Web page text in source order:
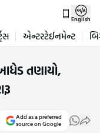
English
એન્ટરટેઈનમેન્ટ
આધેડ તણાયો,
Add as a preferred
source on Google